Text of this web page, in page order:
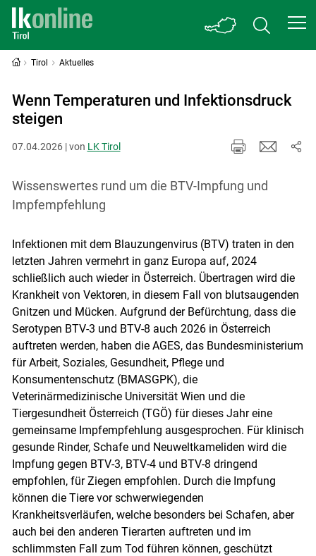
Tirol Aktuelles
Wenn Temperaturen und Infektionsdruck
steigen
07.04.2026 | von LK Tirol
Wissenswertes rund um die BTV-Impfung und
Impfempfehlung
Infektionen mit dem Blauzungenvirus (BTV) traten in den
letzten Jahren vermehrt in ganz Europa auf, 2024
schließlich auch wieder in Österreich. Übertragen wird die
Krankheit von Vektoren, in diesem Fall von blutsaugenden
Gnitzen und Mücken. Aufgrund der Befürchtung, dass die
Serotypen BTV-3 und BTV-8 auch 2026 in Österreich
auftreten werden, haben die AGES, das Bundesministerium
für Arbeit, Soziales, Gesundheit, Pflege und
Konsumentenschutz (BMASGPK), die
Veterinärmedizinische Universität Wien und die
Tiergesundheit Österreich (TGÖ) für dieses Jahr eine
gemeinsame Impfempfehlung ausgesprochen. Für klinisch
gesunde Rinder, Schafe und Neuweltkameliden wird die
Impfung gegen BTV-3, BTV-4 und BTV-8 dringend
empfohlen, für Ziegen empfohlen. Durch die Impfung
können die Tiere vor schwerwiegenden
Krankheitsverläufen, welche besonders bei Schafen, aber
auch bei den anderen Tierarten auftreten und im
schlimmsten Fall zum Tod führen können, geschützt